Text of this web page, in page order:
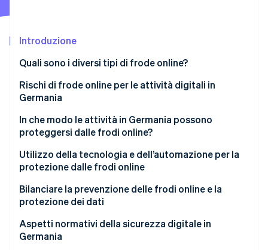
Prevenzione delle frodi
Costituzione di start-up
Climate
Rimozione del carbonio
Identity
Verifica online dell'identità
Stripe Sessions 2026
Scopri come Stripe sta costruendo l'infrastruttura
Stripe App Marketplace
Introduzione
Quali sono i diversi tipi di frode online?
Frodi online classiche
Rischi di frode online per le attività digitali in
Germania
Perdite finanziarie
Perdita di dati sensibili
Danni alla reputazione e perdita di fiducia
Interruzioni dell’attività e perdita di produttività
Complicazioni legali e normative
Aumento della complessità del panorama delle
minacce
In che modo le attività in Germania possono
proteggersi dalle frodi online?
Sensibilizzazione e formazione dei dipendenti
Criteri di sicurezza chiari e procedure interne
Password sicure e autenticazione a più fattori
(MFA)
Aggiornamenti di sicurezza regolari e
Utilizzo della tecnologia e dell’automazione per la
protezione dalle frodi online
Rilevamento delle frodi basato su IA con Stripe
Radar
Bilanciare la prevenzione delle frodi online e la
protezione dei dati
Requisiti del GDPR
Aspetti normativi della sicurezza digitale in
Germania